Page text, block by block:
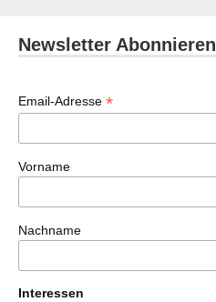
Newsletter Abonnieren
Email-Adresse *
Vorname
Nachname
Interessen